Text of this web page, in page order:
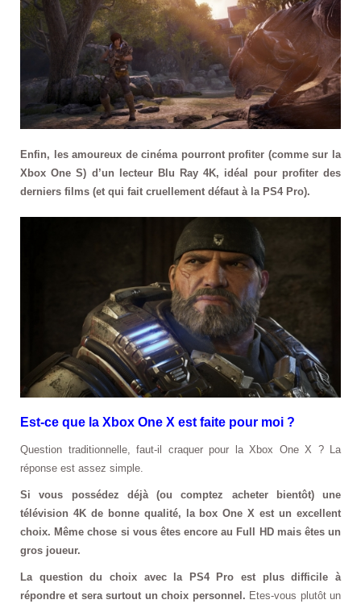
Enfin, les amoureux de cinéma pourront profiter (comme sur la
Xbox One S) d’un lecteur Blu Ray 4K, idéal pour profiter des
derniers films (et qui fait cruellement défaut à la PS4 Pro).
Est-ce que la Xbox One X est faite pour moi ?
Question traditionnelle, faut-il craquer pour la Xbox One X ? La
réponse est assez simple.
Si vous possédez déjà (ou comptez acheter bientôt) une
télévision 4K de bonne qualité, la box One X est un excellent
choix. Même chose si vous êtes encore au Full HD mais êtes un
gros joueur.
La question du choix avec la PS4 Pro est plus difficile à
répondre et sera surtout un choix personnel. Etes-vous plutôt un